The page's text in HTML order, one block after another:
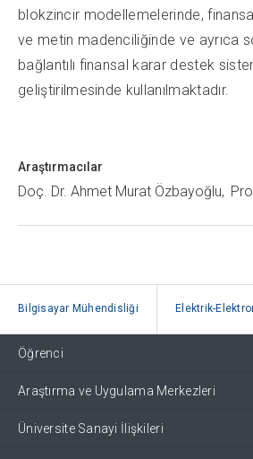
blokzincir modellemelerinde,
ve metin madenciliğinde ve ayrıca
bağlantılı finansal karar destek
geliştirilmesinde kullanılmaktadır.
Araştırmacılar
Doç. Dr. Ahmet Murat Özbayoğlu
Bilgisayar Mühendisliği Elektrik-
Öğrenci
Araştırma ve Uygulama Merkezleri
Üniversite Sanayi İlişkileri